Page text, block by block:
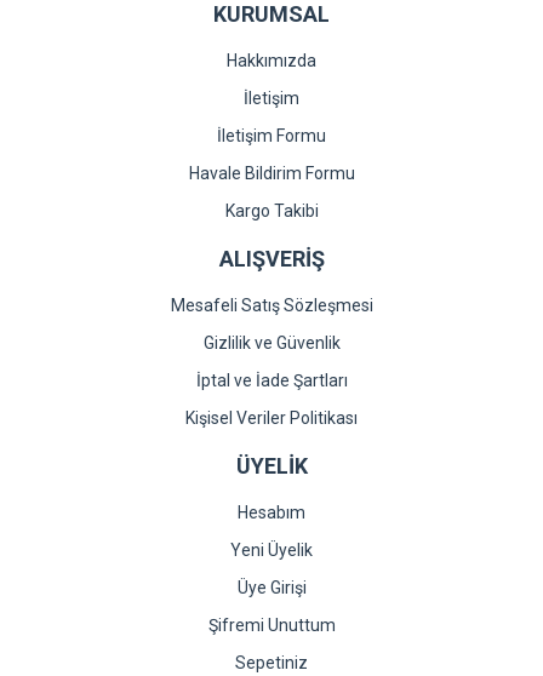
KURUMSAL
Hakkımızda
İletişim
İletişim Formu
Havale Bildirim Formu
Kargo Takibi
ALIŞVERİŞ
Mesafeli Satış Sözleşmesi
Gizlilik ve Güvenlik
İptal ve İade Şartları
Kişisel Veriler Politikası
ÜYELİK
Hesabım
Yeni Üyelik
Üye Girişi
Şifremi Unuttum
Sepetiniz